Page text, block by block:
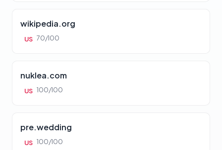
wikipedia.org
US 70/100
nuklea.com
US 100/100
pre.wedding
US 100/100